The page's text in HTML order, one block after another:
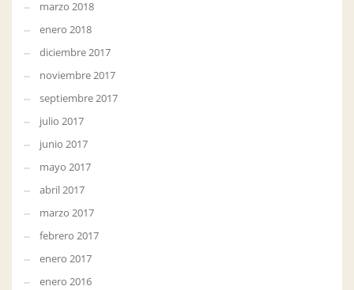
marzo 2018
enero 2018
diciembre 2017
noviembre 2017
septiembre 2017
julio 2017
junio 2017
mayo 2017
abril 2017
marzo 2017
febrero 2017
enero 2017
enero 2016